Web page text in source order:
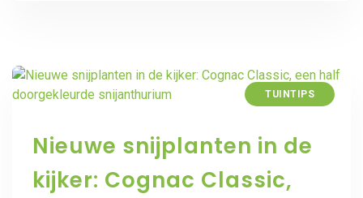
TUINTIPS
Nieuwe snijplanten in de
kijker: Cognac Classic,